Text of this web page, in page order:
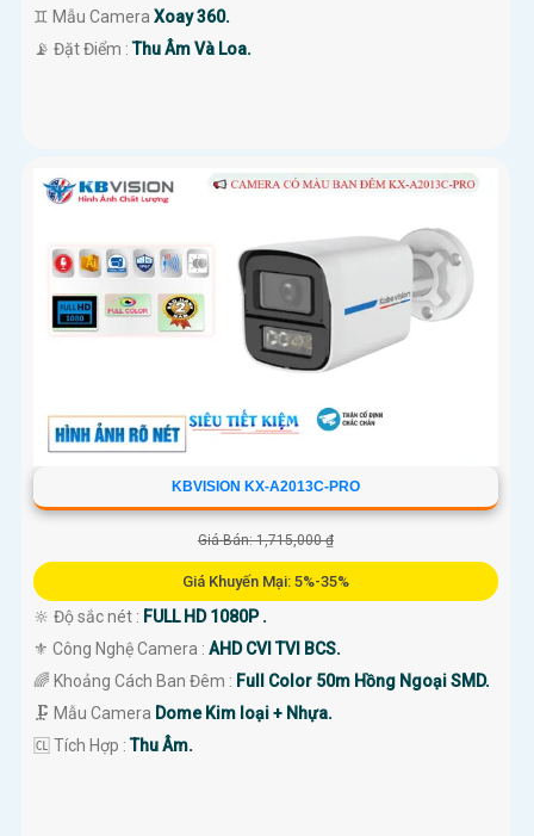
♊ Mẫu Camera Xoay 360.
️📡 Đặt Điểm :Thu Âm Và Loa.
KBVISION KX-A2013C-PRO
Giá Bán: 1,715,000 ₫
Giá Khuyến Mại: 5%-35%
🔆 Độ sắc nét : FULL HD 1080P .
⚜️ Công Nghệ Camera : AHD CVI TVI BCS.
🌈 Khoảng Cách Ban Đêm : Full Color 50m Hồng Ngoại SMD.
🗜️ Mẫu Camera Dome Kim loại + Nhựa.
️🆑 Tích Hợp :Thu Âm.